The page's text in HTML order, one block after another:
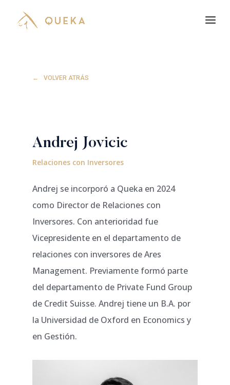
VOLVER ATRÁS
Andrej Jovicic
Relaciones con Inversores
Andrej se incorporó a Queka en 2024
como Director de Relaciones con
Inversores. Con anterioridad fue
Vicepresidente en el departamento de
relaciones con inversores de Ares
Management. Previamente formó parte
del departamento de Private Fund Group
de Credit Suisse. Andrej tiene un B.A. por
la Universidad de Oxford en Economics y
en Gestión.